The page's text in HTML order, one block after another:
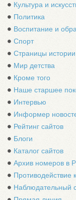
Культура и
Политика
Воспитание и
Спорт
Страницы истории
Мир детства
Кроме того
Наше старшее
Интервью
Информер
Рейтинг сайтов
Блоги
Каталог сайтов
Архив номеров в
Противодействие
Наблюдательный